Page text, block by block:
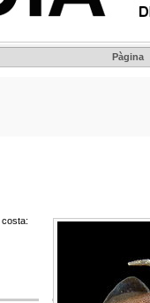
Pàgina